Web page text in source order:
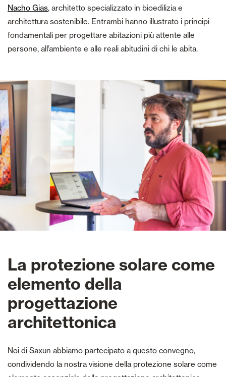
Nacho Gias, architetto specializzato in bioedilizia e
architettura sostenibile. Entrambi hanno illustrato i principi
fondamentali per progettare abitazioni più attente alle
persone, all’ambiente e alle reali abitudini di chi le abita.
La protezione solare come
elemento della
progettazione
architettonica
Noi di Saxun abbiamo partecipato a questo convegno,
condividendo la nostra visione della protezione solare come